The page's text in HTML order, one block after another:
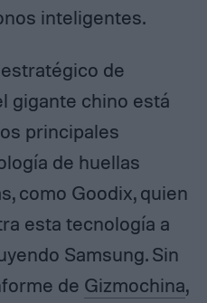
inteligentes.
de
gigante chino está
principales
de huellas
como Goodix, quien
esta tecnología a
Samsung. Sin
de Gizmochina,